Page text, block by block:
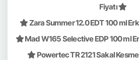
Fiyatı
Zara Summer 12.0 EDT 100 ml
Mad W165 Selective EDP 100 ml
Powertec TR 2121 Sakal